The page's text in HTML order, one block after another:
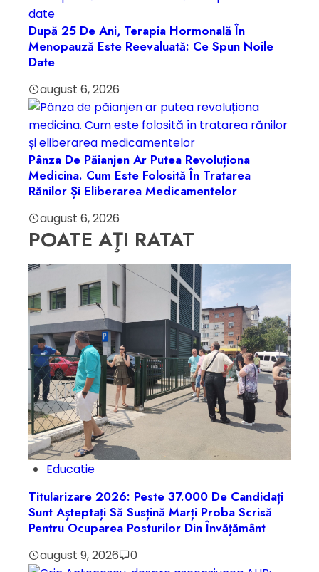
După 25 De Ani, Terapia Hormonală În
Menopauză Este Reevaluată: Ce Spun Noile
Date
august 6, 2026
Pânza De Păianjen Ar Putea Revoluționa
Medicina. Cum Este Folosită În Tratarea
Rănilor Și Eliberarea Medicamentelor
august 6, 2026
POATE AŢI RATAT
Educatie
Titularizare 2026: Peste 37.000 De Candidați
Sunt Așteptați Să Susțină Marți Proba Scrisă
Pentru Ocuparea Posturilor Din Învățământ
august 9, 2026 0